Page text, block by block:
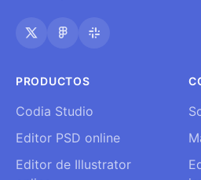
PRODUCTOS
Codia Studio
Editor PSD online
Editor de Illustrator